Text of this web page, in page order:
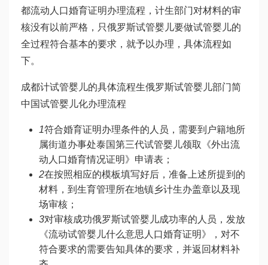
都流动人口婚育证明办理流程，计生部门对材料的审
核没有以前严格，只俄罗斯试管婴儿要做试管婴儿的
全过程符合基本的要求，就予以办理，具体流程如
下。
成都计试管婴儿的具体流程生俄罗斯试管婴儿部门简
中国试管婴儿化办理流程
1符合婚育证明办理条件的人员，需要到户籍地所
属街道办事处泰国第三代试管婴儿领取《外出流
动人口婚育情况证明》申请表；
2在按照相应的模板填写好后，准备上述所提到的
材料，到生育管理所在地镇乡计生办盖章以及现
场审核；
3对审核成功俄罗斯试管婴儿成功率的人员，发放
《流动试管婴儿什么意思人口婚育证明》，对不
符合要求的需要告知具体的要求，并返回材料补